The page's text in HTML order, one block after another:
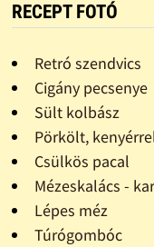
RECEPT FOTÓ
Retró szendvics
Cigány pecsenye
Sült kolbász
Pörkölt,
Csülkös pacal
Mézeskalács -
Lépes méz
Túrógombóc